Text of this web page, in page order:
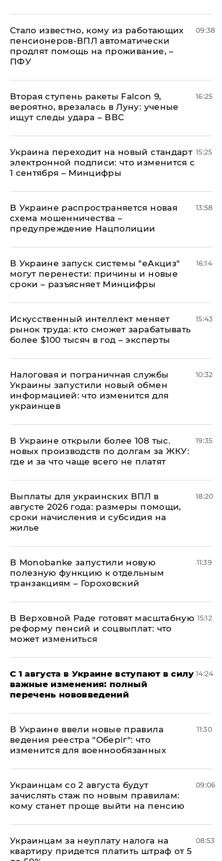
Стало известно, кому из работающих
пенсионеров-ВПЛ автоматически
продлят помощь на проживание, –
ПФУ
09:38
Вторая ступень ракеты Falcon 9,
вероятно, врезалась в Луну: ученые
ищут следы удара – ВВС
16:25
Украина переходит на новый стандарт
электронной подписи: что изменится с
1 сентября – Минцифры
15:25
В Украине распространяется новая
схема мошенничества –
предупреждение Нацполиции
13:58
В Украине запуск системы "еАкциз"
могут перенести: причины и новые
сроки – разъясняет Минцифры
16:14
Искусственный интеллект меняет
рынок труда: кто сможет зарабатывать
более $100 тысяч в год – эксперты
15:43
Налоговая и пограничная службы
Украины запустили новый обмен
информацией: что изменится для
украинцев
10:32
В Украине открыли более 108 тыс.
новых производств по долгам за ЖКУ:
где и за что чаще всего не платят
19:35
Выплаты для украинских ВПЛ в
августе 2026 года: размеры помощи,
сроки начисления и субсидия на
жилье
18:20
В Мonobankе запустили новую
полезную функцию к отдельным
транзакциям – Гороховский
11:39
В Верховной Раде готовят масштабную
реформу пенсий и соцвыплат: что
может измениться
15:12
С 1 августа в Украине вступают в силу
важные изменения: полный
перечень нововведений
14:24
В Украине ввели новые правила
ведения реестра "Оберіг": что
изменится для военнообязанных
11:30
Украинцам со 2 августа будут
зачислять стаж по новым правилам:
кому станет проще выйти на пенсию
09:06
Украинцам за неуплату налога на
квартиру придется платить штраф от 5
08:53